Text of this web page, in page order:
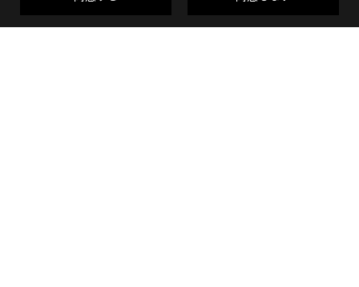
＜定休日＞年末年始、GW、夏期他